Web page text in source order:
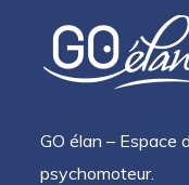
GO élan – Espace
psychomoteur.